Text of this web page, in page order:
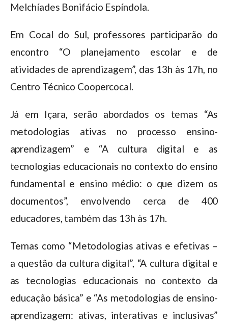
Melchíades Bonifácio Espíndola.
Em Cocal do Sul, professores participarão do
encontro “O planejamento escolar e de
atividades de aprendizagem”, das 13h às 17h, no
Centro Técnico Coopercocal.
Já em Içara, serão abordados os temas “As
metodologias ativas no processo ensino-
aprendizagem” e “A cultura digital e as
tecnologias educacionais no contexto do ensino
fundamental e ensino médio: o que dizem os
documentos”, envolvendo cerca de 400
educadores, também das 13h às 17h.
Temas como “Metodologias ativas e efetivas –
a questão da cultura digital”, “A cultura digital e
as tecnologias educacionais no contexto da
educação básica” e “As metodologias de ensino-
aprendizagem: ativas, interativas e inclusivas”